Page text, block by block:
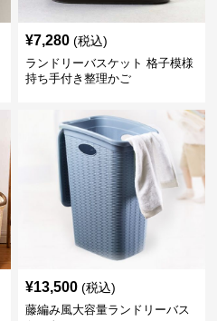
¥7,280 (税込)
ランドリーバスケット 格子模様
持ち手付き整理かご
¥13,500 (税込)
藤編み風大容量ランドリーバス